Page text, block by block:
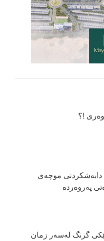
!؟
دابەشكردنی موچەی
پەروەردە
گرنگ لەسەر زمان